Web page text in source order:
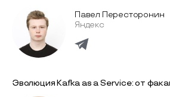
Павел Пересторонин
Яндекс
Эволюция Kafka as a Service: от